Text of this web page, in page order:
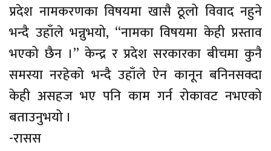
प्रदेश नामकरणका विषयमा खासै ठूलो विवाद नहुने
भन्दै उहाँले भन्नुभयो, “नामका विषयमा केही प्रस्ताव
भएको छैन ।” केन्द्र र प्रदेश सरकारका बीचमा कुनै
समस्या नरहेको भन्दै उहाँले ऐन कानून बनिनसक्दा
केही असहज भए पनि काम गर्न रोकावट नभएको
बताउनुभयो ।
-रासस